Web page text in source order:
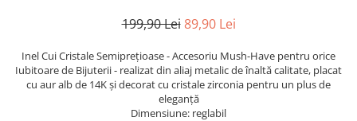
199,90 Lei 89,90 Lei
Inel Cui Cristale Semiprețioase - Accesoriu Mush-Have pentru orice
Iubitoare de Bijuterii - realizat din aliaj metalic de înaltă calitate, placat
cu aur alb de 14K și decorat cu cristale zirconia pentru un plus de
eleganță
Dimensiune: reglabil